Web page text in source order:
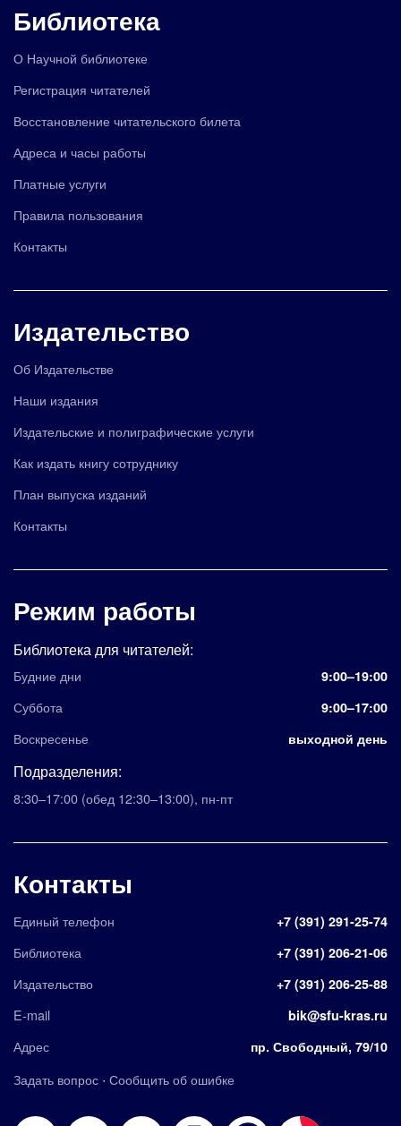
Библиотека
О Научной библиотеке
Регистрация читателей
Восстановление читательского билета
Адреса и часы работы
Платные услуги
Правила пользования
Контакты
Издательство
Об Издательстве
Наши издания
Издательские и полиграфические услуги
Как издать книгу сотруднику
План выпуска изданий
Контакты
Режим работы
Библиотека для читателей:
Будние дни 9:00–19:00
Суббота 9:00–17:00
Воскресенье выходной день
Подразделения:
8:30–17:00 (обед 12:30–13:00), пн-пт
Контакты
Единый телефон +7 (391) 291-25-74
Библиотека +7 (391) 206-21-06
Издательство +7 (391) 206-25-88
E-mail bik@sfu-kras.ru
Адрес пр. Свободный, 79/10
Задать вопрос · Сообщить об ошибке